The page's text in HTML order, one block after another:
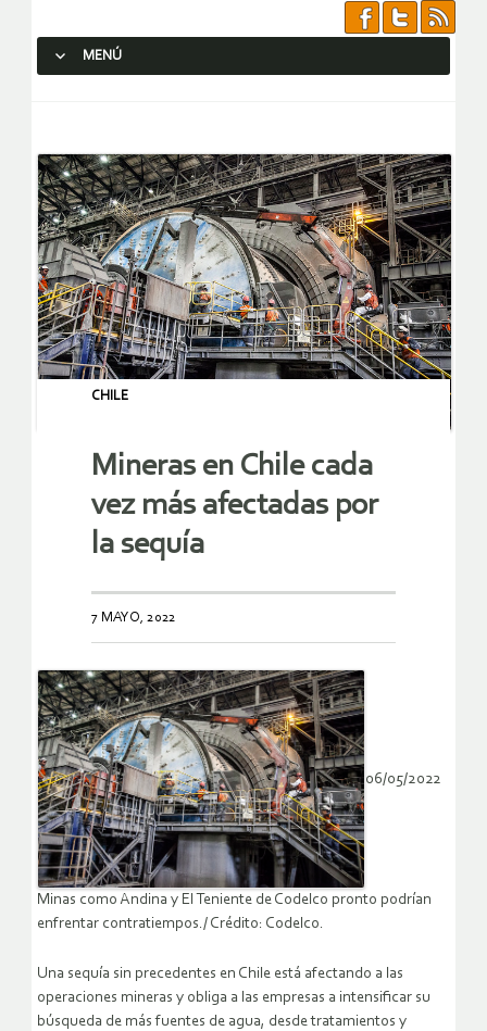
MENÚ
CHILE
Mineras en Chile cada
vez más afectadas por
la sequía
7 MAYO, 2022
06/05/2022
Minas como Andina y El Teniente de Codelco pronto podrían
enfrentar contratiempos./ Crédito: Codelco.
Una sequía sin precedentes en Chile está afectando a las
operaciones mineras y obliga a las empresas a intensificar su
búsqueda de más fuentes de agua, desde tratamientos y